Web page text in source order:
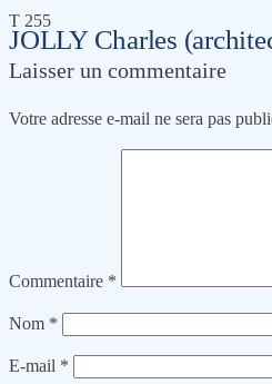
JOLLY Charles
T 255
Laisser un commentaire
Votre adresse e-mail ne sera pas
Commentaire *
Nom *
E-mail *